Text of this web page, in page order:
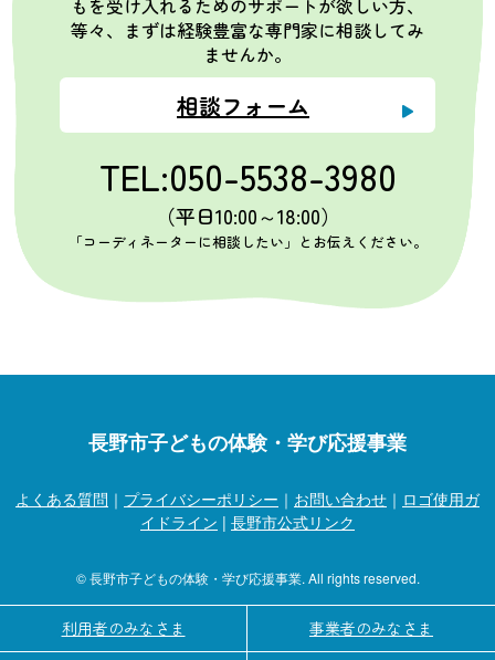
もを受け入れるためのサポートが欲しい方、
等々、まずは経験豊富な専門家に相談してみ
ませんか。
相談フォーム
TEL:050-5538-3980
（平日10:00～18:00）
「コーディネーターに相談したい」とお伝えください。
長野市子どもの体験・学び応援事業
よくある質問 ｜ プライバシーポリシー ｜ お問い合わせ ｜ ロゴ使用ガ
イドライン | 長野市公式リンク
© 長野市子どもの体験・学び応援事業. All rights reserved.
利用者のみなさま 事業者のみなさま